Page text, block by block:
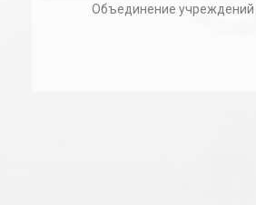
Объединение учреждений